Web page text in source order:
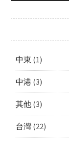
中東 (1)
中港 (3)
其他(3)
台灣(22)